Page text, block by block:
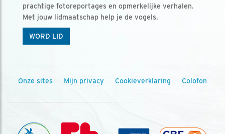
prachtige fotoreportages en opmerkelijke verhalen.
Met jouw lidmaatschap help je de vogels.
WORD LID
Onze sites Mijn privacy Cookieverklaring Colofon